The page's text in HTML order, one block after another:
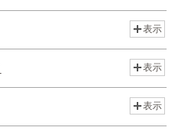
表示
表示
表示